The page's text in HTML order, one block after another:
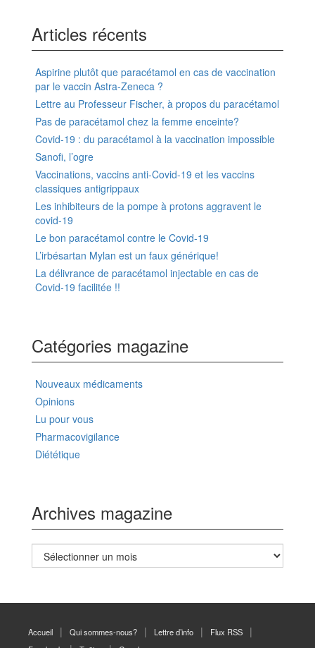
Articles récents
Aspirine plutôt que paracétamol en cas de vaccination
par le vaccin Astra-Zeneca ?
Lettre au Professeur Fischer, à propos du paracétamol
Pas de paracétamol chez la femme enceinte?
Covid-19 : du paracétamol à la vaccination impossible
Sanofi, l’ogre
Vaccinations, vaccins anti-Covid-19 et les vaccins
classiques antigrippaux
Les inhibiteurs de la pompe à protons aggravent le
covid-19
Le bon paracétamol contre le Covid-19
L’irbésartan Mylan est un faux générique!
La délivrance de paracétamol injectable en cas de
Covid-19 facilitée !!
Catégories magazine
Nouveaux médicaments
Opinions
Lu pour vous
Pharmacovigilance
Diététique
Archives magazine
Archives
magazine
Accueil Qui sommes-nous? Lettre d’info
Flux RSS